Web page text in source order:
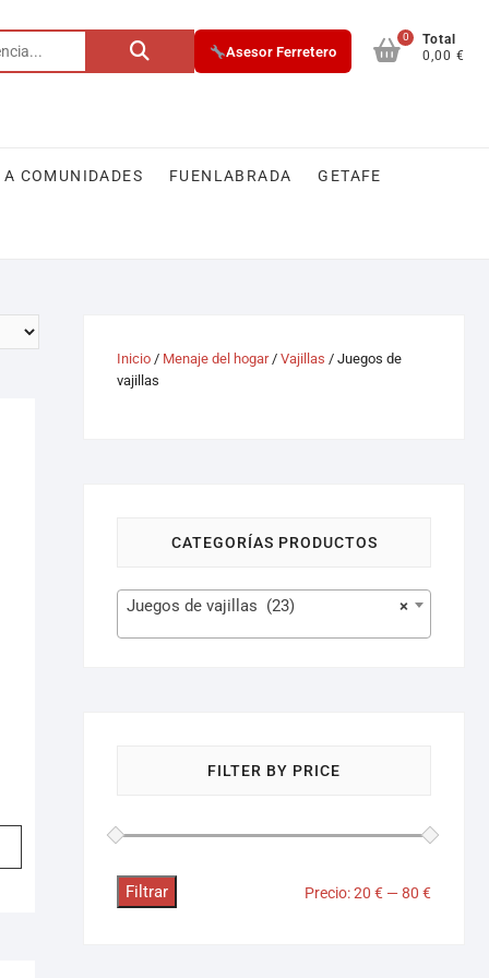
Asesor Ferretero
0
Total
0,00 €
COMUNIDADES FUENLABRADA GETAFE
Inicio / Menaje del hogar/ Vajillas / Juegos de
vajillas
CATEGORÍAS PRODUCTOS
×
Juegos de vajillas (23)
FILTER BY PRICE
Filtrar Precio:20 € —80 €